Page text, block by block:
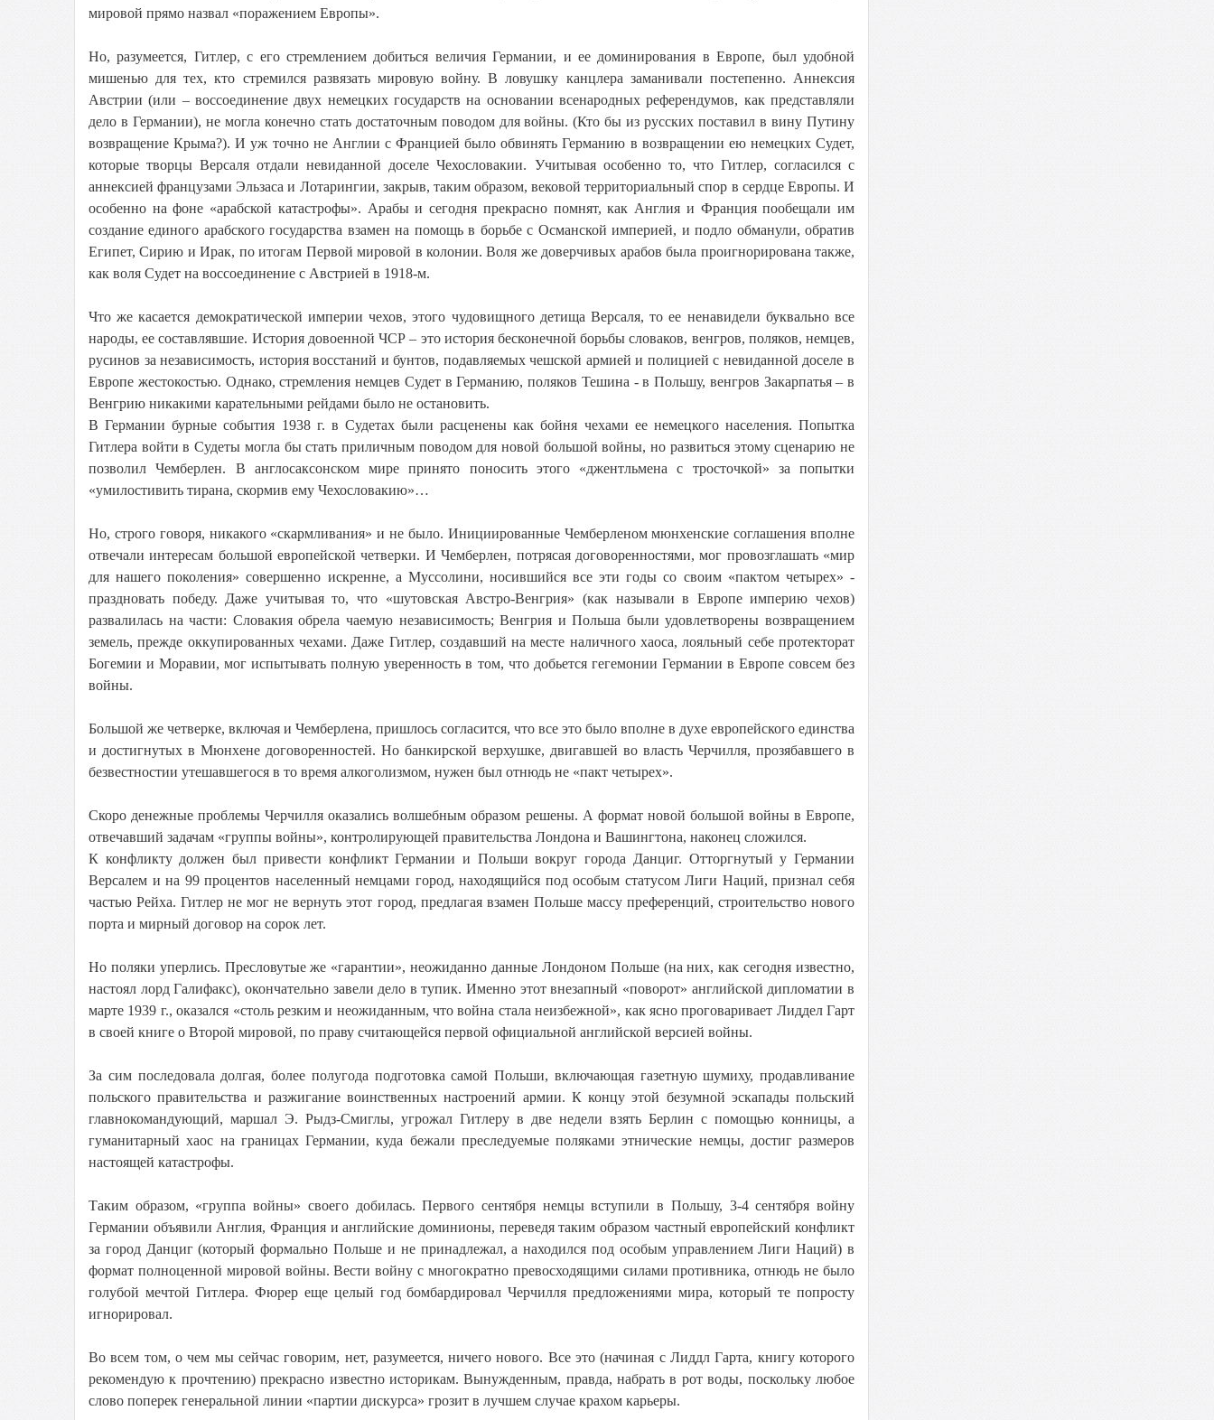
мировой прямо назвал «поражением Европы».
Но, разумеется, Гитлер, с его стремлением добиться величия Германии, и ее доминирования в Европе, был удобной
мишенью для тех, кто стремился развязать мировую войну. В ловушку канцлера заманивали постепенно. Аннексия
Австрии (или – воссоединение двух немецких государств на основании всенародных референдумов, как представляли
дело в Германии), не могла конечно стать достаточным поводом для войны. (Кто бы из русских поставил в вину Путину
возвращение Крыма?). И уж точно не Англии с Францией было обвинять Германию в возвращении ею немецких Судет,
которые творцы Версаля отдали невиданной доселе Чехословакии. Учитывая особенно то, что Гитлер, согласился с
аннексией французами Эльзаса и Лотарингии, закрыв, таким образом, вековой территориальный спор в сердце Европы. И
особенно на фоне «арабской катастрофы». Арабы и сегодня прекрасно помнят, как Англия и Франция пообещали им
создание единого арабского государства взамен на помощь в борьбе с Османской империей, и подло обманули, обратив
Египет, Сирию и Ирак, по итогам Первой мировой в колонии. Воля же доверчивых арабов была проигнорирована также,
как воля Судет на воссоединение с Австрией в 1918-м.
Что же касается демократической империи чехов, этого чудовищного детища Версаля, то ее ненавидели буквально все
народы, ее составлявшие. История довоенной ЧСР – это история бесконечной борьбы словаков, венгров, поляков, немцев,
русинов за независимость, история восстаний и бунтов, подавляемых чешской армией и полицией с невиданной доселе в
Европе жестокостью. Однако, стремления немцев Судет в Германию, поляков Тешина - в Польшу, венгров Закарпатья – в
Венгрию никакими карательными рейдами было не остановить.
В Германии бурные события 1938 г. в Судетах были расценены как бойня чехами ее немецкого населения. Попытка
Гитлера войти в Судеты могла бы стать приличным поводом для новой большой войны, но развиться этому сценарию не
позволил Чемберлен. В англосаксонском мире принято поносить этого «джентльмена с тросточкой» за попытки
«умилостивить тирана, скормив ему Чехословакию»…
Но, строго говоря, никакого «скармливания» и не было. Инициированные Чемберленом мюнхенские соглашения вполне
отвечали интересам большой европейской четверки. И Чемберлен, потрясая договоренностями, мог провозглашать «мир
для нашего поколения» совершенно искренне, а Муссолини, носившийся все эти годы со своим «пактом четырех» -
праздновать победу. Даже учитывая то, что «шутовская Австро-Венгрия» (как называли в Европе империю чехов)
развалилась на части: Словакия обрела чаемую независимость; Венгрия и Польша были удовлетворены возвращением
земель, прежде оккупированных чехами. Даже Гитлер, создавший на месте наличного хаоса, лояльный себе протекторат
Богемии и Моравии, мог испытывать полную уверенность в том, что добьется гегемонии Германии в Европе совсем без
войны.
Большой же четверке, включая и Чемберлена, пришлось согласится, что все это было вполне в духе европейского единства
и достигнутых в Мюнхене договоренностей. Но банкирской верхушке, двигавшей во власть Черчилля, прозябавшего в
безвестностии утешавшегося в то время алкоголизмом, нужен был отнюдь не «пакт четырех».
Скоро денежные проблемы Черчилля оказались волшебным образом решены. А формат новой большой войны в Европе,
отвечавший задачам «группы войны», контролирующей правительства Лондона и Вашингтона, наконец сложился.
К конфликту должен был привести конфликт Германии и Польши вокруг города Данциг. Отторгнутый у Германии
Версалем и на 99 процентов населенный немцами город, находящийся под особым статусом Лиги Наций, признал себя
частью Рейха. Гитлер не мог не вернуть этот город, предлагая взамен Польше массу преференций, строительство нового
порта и мирный договор на сорок лет.
Но поляки уперлись. Пресловутые же «гарантии», неожиданно данные Лондоном Польше (на них, как сегодня известно,
настоял лорд Галифакс), окончательно завели дело в тупик. Именно этот внезапный «поворот» английской дипломатии в
марте 1939 г., оказался «столь резким и неожиданным, что война стала неизбежной», как ясно проговаривает Лиддел Гарт
в своей книге о Второй мировой, по праву считающейся первой официальной английской версией войны.
За сим последовала долгая, более полугода подготовка самой Польши, включающая газетную шумиху, продавливание
польского правительства и разжигание воинственных настроений армии. К концу этой безумной эскапады польский
главнокомандующий, маршал Э. Рыдз-Смиглы, угрожал Гитлеру в две недели взять Берлин с помощью конницы, а
гуманитарный хаос на границах Германии, куда бежали преследуемые поляками этнические немцы, достиг размеров
настоящей катастрофы.
Таким образом, «группа войны» своего добилась. Первого сентября немцы вступили в Польшу, 3-4 сентября войну
Германии объявили Англия, Франция и английские доминионы, переведя таким образом частный европейский конфликт
за город Данциг (который формально Польше и не принадлежал, а находился под особым управлением Лиги Наций) в
формат полноценной мировой войны. Вести войну с многократно превосходящими силами противника, отнюдь не было
голубой мечтой Гитлера. Фюрер еще целый год бомбардировал Черчилля предложениями мира, который те попросту
игнорировал.
Во всем том, о чем мы сейчас говорим, нет, разумеется, ничего нового. Все это (начиная с Лиддл Гарта, книгу которого
рекомендую к прочтению) прекрасно известно историкам. Вынужденным, правда, набрать в рот воды, поскольку любое
слово поперек генеральной линии «партии дискурса» грозит в лучшем случае крахом карьеры.